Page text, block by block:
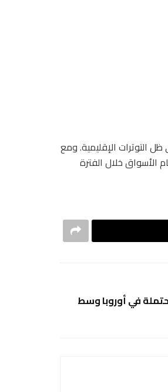
التوترات الإقليمية. ومع
الأسواق خلال الفترة
في أوروبا وسط